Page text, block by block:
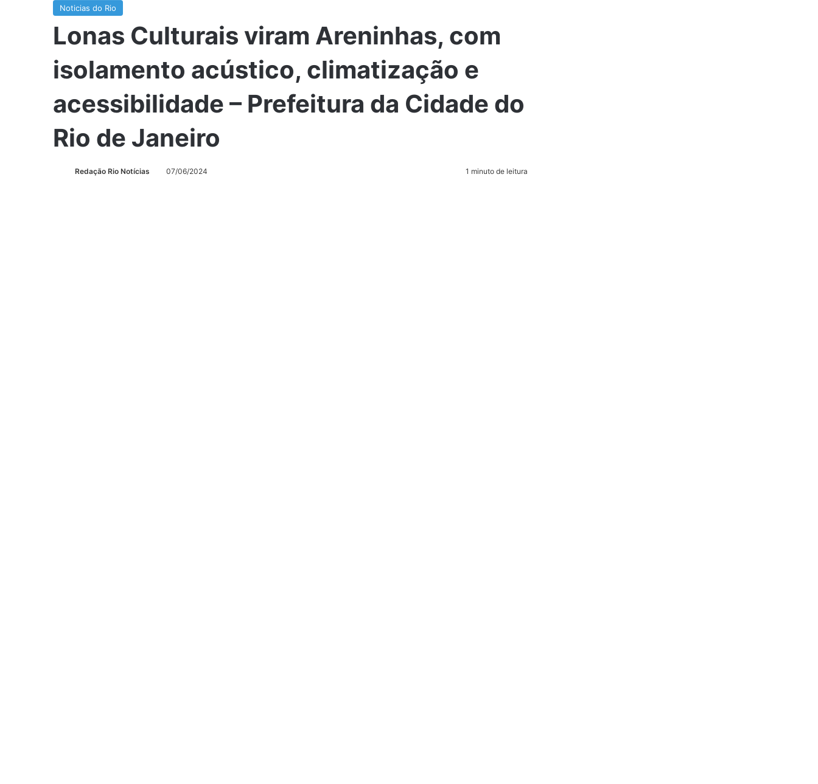
Noticias do Rio
Lonas Culturais viram Areninhas, com
isolamento acústico, climatização e
acessibilidade – Prefeitura da Cidade do
Rio de Janeiro
Redação Rio Notícias 07/06/2024 1 minuto de leitura